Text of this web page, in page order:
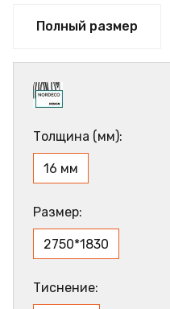
Полный размер
Толщина (мм):
16 мм
Размер:
2750*1830
Тиснение: